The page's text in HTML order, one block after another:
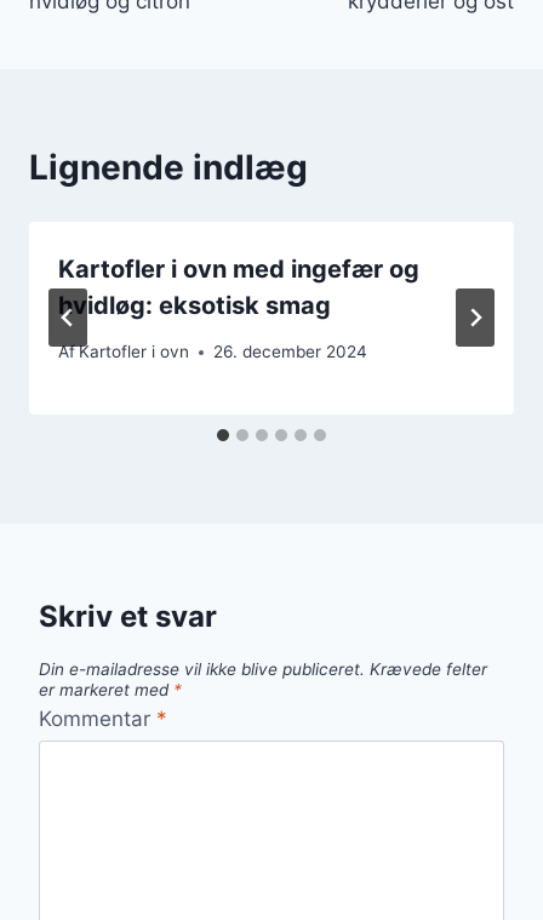
Lignende indlæg
Kartofler i ovn med ingefær og
hvidløg: eksotisk smag
AfKartofler i ovn 26. december 2024
Skriv et svar
Din e-mailadresse vil ikke blive publiceret. Krævede felter
er markeret med *
Kommentar *